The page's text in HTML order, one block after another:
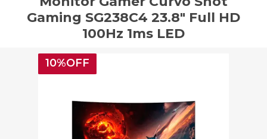
Gaming SG238C4 23.8" Full HD
100Hz 1ms LED
10%OFF